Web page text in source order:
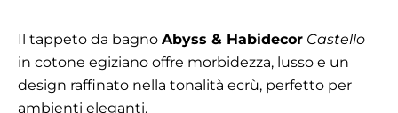
Il tappeto da bagno Abyss & Habidecor Castello
in cotone egiziano offre morbidezza, lusso e un
design raffinato nella tonalità ecrù, perfetto per
ambienti eleganti.